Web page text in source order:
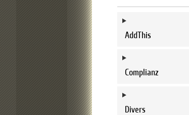
AddThis
Complianz
Divers